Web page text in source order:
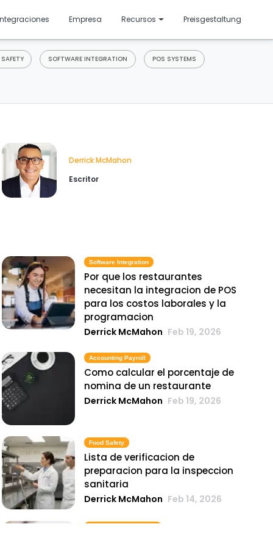
Empresa Recursos Preisgestaltung
SOFTWARE INTEGRATION POS SYSTEMS
Derrick McMahon
Escritor
Software Integration
Por que los restaurantes
necesitan la integracion de POS
para los costos laborales y la
programacion
Derrick McMahon Feb 19, 2026
Accounting Payroll
Como calcular el porcentaje de
nomina de un restaurante
Derrick McMahon Feb 19, 2026
Food Safety
Lista de verificacion de
preparacion para la inspeccion
sanitaria
Derrick McMahon Feb 14, 2026